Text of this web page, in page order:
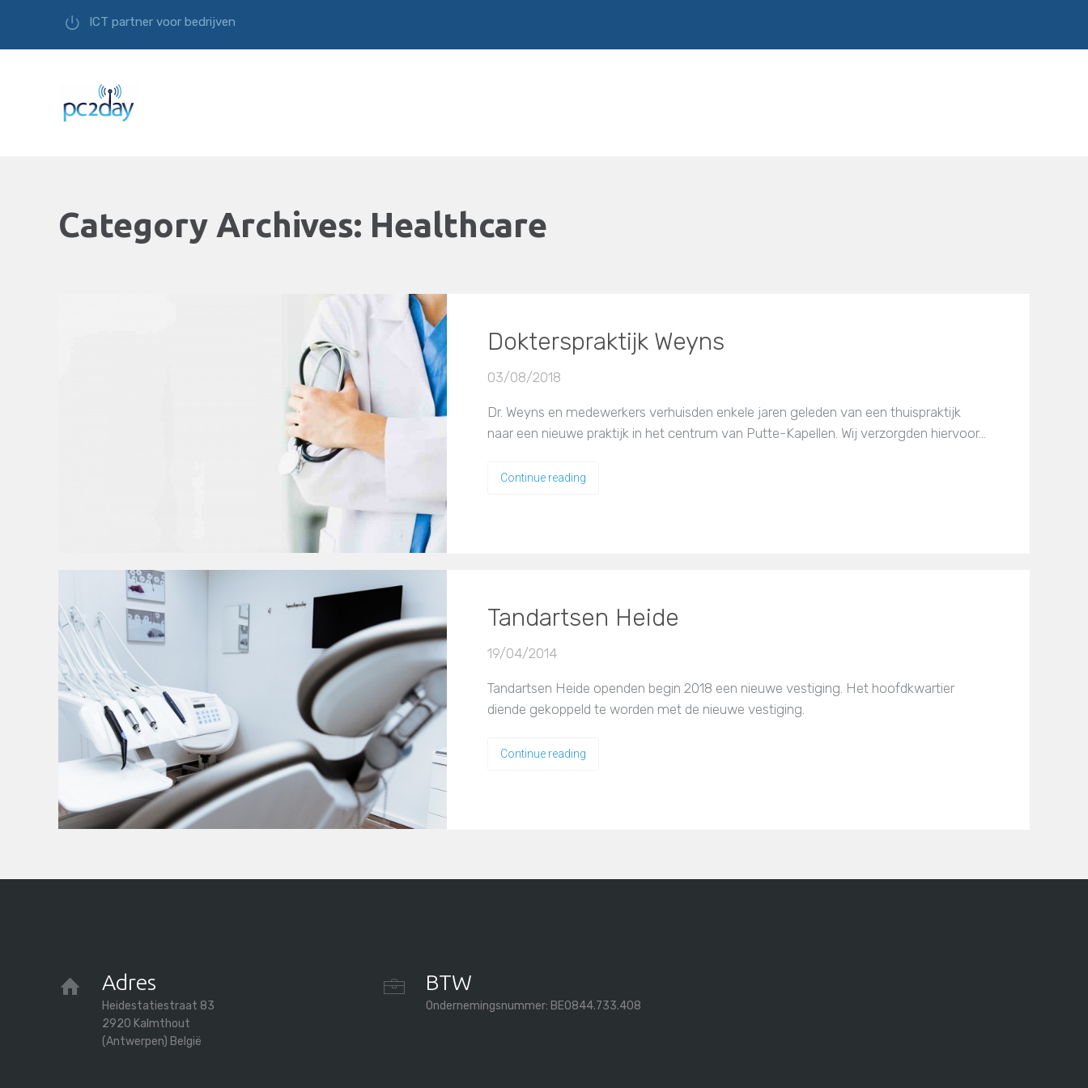
ICT partner voor bedrijven
Category Archives: Healthcare
Dokterspraktijk Weyns
03/08/2018
Dr. Weyns en medewerkers verhuisden enkele jaren geleden van een thuispraktijk
naar een nieuwe praktijk in het centrum van Putte-Kapellen. Wij verzorgden hiervoor…
Continue reading
Tandartsen Heide
19/04/2014
Tandartsen Heide openden begin 2018 een nieuwe vestiging. Het hoofdkwartier
diende gekoppeld te worden met de nieuwe vestiging.
Continue reading
Adres
Heidestatiestraat 83
2920 Kalmthout
(Antwerpen) België
BTW
Ondernemingsnummer: BE0844.733.408